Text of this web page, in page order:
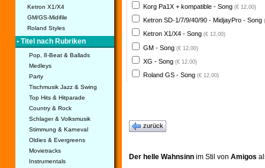
Ketron X1/X4
GM/GS-Midifile
Roland Styles
• Titel nach Rubriken
Pop, 8-Beat & Ballads
Medleys
Party
Tischmusik Jazz & Swing
Top Hits & Hitparade
Country & Rock
Schlager & Volksmusik
Stimmung & Karneval
Oldies & Evergreens
Movietracks
Instrumentals
Korg Pa1X + kompatible - Song (€ 12,00)
Ketron SD-1/7/9/40/90 - MidjayPro - Song
Ketron X1/X4 - Song (€ 12,00)
GM - Song (€ 12,00)
XG - Song (€ 12,00)
Roland GS - Song (€ 12,00)
zurück
Der helle Wahnsinnim Stil von Amigos